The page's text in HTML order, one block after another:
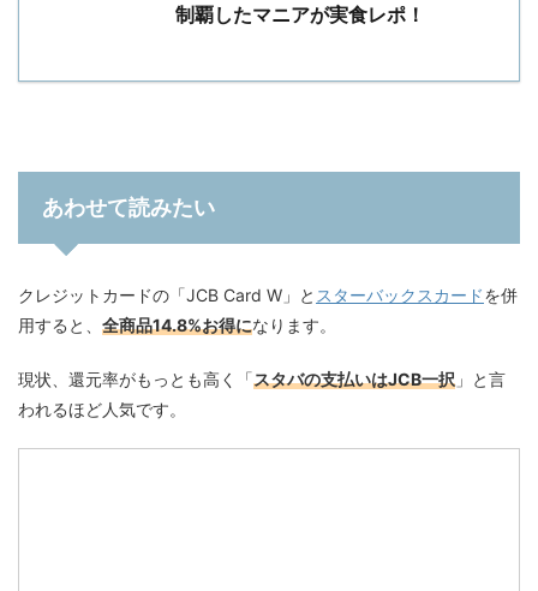
制覇したマニアが実食レポ！
あわせて読みたい
クレジットカードの「JCB Card W」と スターバックスカードを併
用すると、 全商品14.8%お得になります。
現状、還元率がもっとも高く「スタバの支払いはJCB一択 」と言
われるほど人気です。